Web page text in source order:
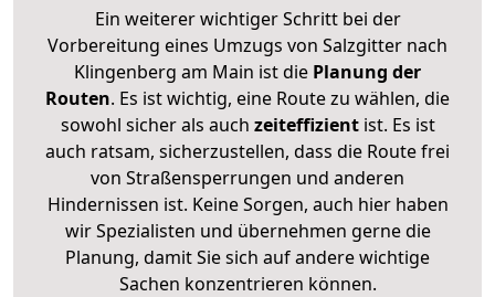
Ein weiterer wichtiger Schritt bei der
Vorbereitung eines Umzugs von Salzgitter nach
Klingenberg am Main ist die Planung der
Routen. Es ist wichtig, eine Route zu wählen, die
sowohl sicher als auch zeiteffizientist. Es ist
auch ratsam, sicherzustellen, dass die Route frei
von Straßensperrungen und anderen
Hindernissen ist. Keine Sorgen, auch hier haben
wir Spezialisten und übernehmen gerne die
Planung, damit Sie sich auf andere wichtige
Sachen konzentrieren können.